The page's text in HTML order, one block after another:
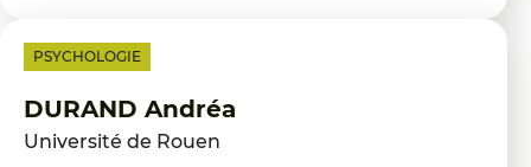
PSYCHOLOGIE
DURAND Andréa
Université de Rouen